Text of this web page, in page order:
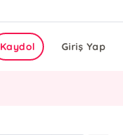
Giriş Yap
Kaydol